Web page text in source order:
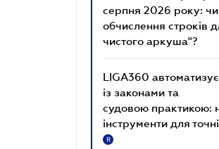
серпня 2026 року:
обчислення строків
чистого аркуша"?
LIGA360
із законами та
судовою практикою:
інструменти для
R